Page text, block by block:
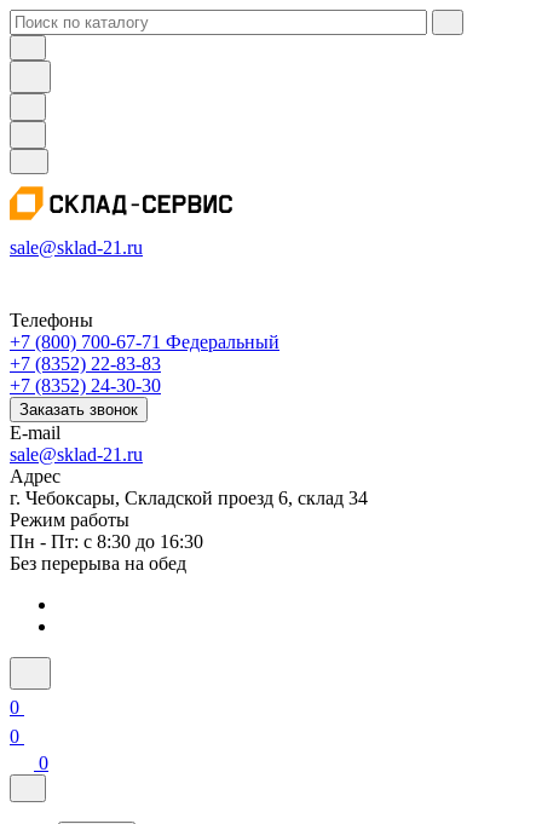
sale@sklad-21.ru
Телефоны
+7 (800) 700-67-71 Федеральный
+7 (8352) 22-83-83
+7 (8352) 24-30-30
Заказать звонок
E-mail
sale@sklad-21.ru
Адрес
г. Чебоксары, Складской проезд 6, склад 34
Режим работы
Пн - Пт: с 8:30 до 16:30
Без перерыва на обед
0
0
0